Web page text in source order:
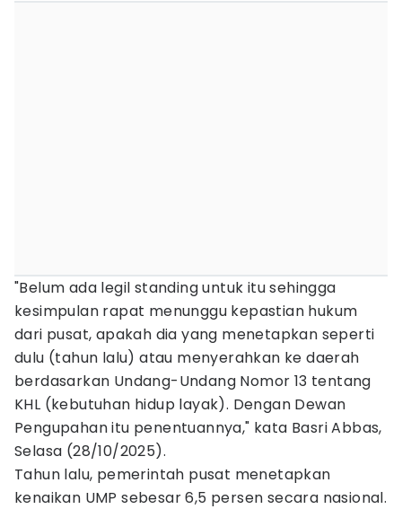
"Belum ada legil standing untuk itu sehingga
kesimpulan rapat menunggu kepastian hukum
dari pusat, apakah dia yang menetapkan seperti
dulu (tahun lalu) atau menyerahkan ke daerah
berdasarkan Undang-Undang Nomor 13 tentang
KHL (kebutuhan hidup layak). Dengan Dewan
Pengupahan itu penentuannya," kata Basri Abbas,
Selasa (28/10/2025).
Tahun lalu, pemerintah pusat menetapkan
kenaikan UMP sebesar 6,5 persen secara nasional.